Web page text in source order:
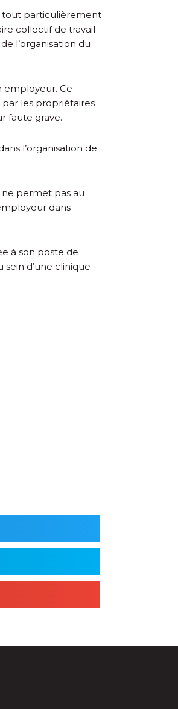
tout particulièrement
collectif de travail
l’organisation du
employeur. Ce
les propriétaires
faute grave.
l’organisation de
ne permet pas au
dans
à son poste de
d’une clinique